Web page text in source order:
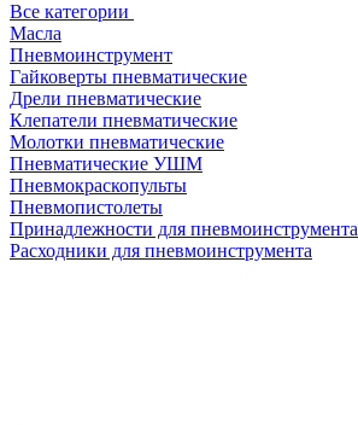
Все категории
Масла
Пневмоинструмент
Гайковерты пневматические
Дрели пневматические
Клепатели пневматические
Молотки пневматические
Пневматические УШМ
Пневмокраскопульты
Пневмопистолеты
Принадлежности для пневмоинструмента
Расходники для пневмоинструмента